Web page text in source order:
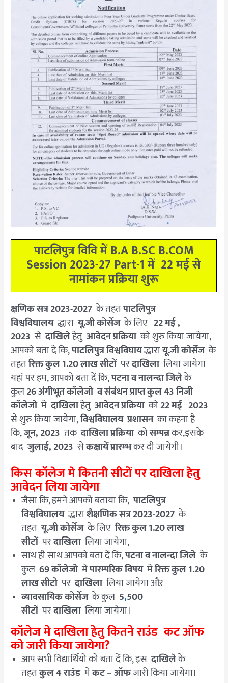
पाटलिपुत्र विवि में B.A B.SC B.COM
Session 2023-27 Part-1 में 22 मई से
नामांकन प्रक्रिया शुरू
क्षणिक सत्र 2023-2027के तहतपाटलिपुत्र
विश्वविघालयद्धारा यू.जी कोर्सेजके लिए 22 मई ,
2023 से दाखिलेहेतुआवेदन प्रक्रियाको शुरु किया जायेगा,
आपको बता दे कि,पाटलिपुत्र विश्वविघायद्धारायू.जी कोर्सेजके
तहतरिक्त कुल 1.20 लाख सीटोंपरदाखिलालिया जायेगा
यहां पर हम, आपको बता दें कि,पटना व नालन्दा जिलेके
कुल26 अंगीभूत कॉलेजो व संबंधन प्राप्त कुल 43 निजी
कॉलेजोमे दाखिलाहेतु आवेदन प्रक्रियाको22 मई 2023
से शुरु किया जायेगा,विश्वविघालय प्रशासनका कहना है
कि,जून, 2023 तकदाखिला प्रक्रियाकोसम्पन्नकर,इसके
बाद जुलाई, 2023 सेकक्षायें प्रारम्भकर दी जायेगी।
किस कॉलेज मे कितनी सीटों पर दाखिला हेतु
आवेदन लिया जायेगा
जैसा कि, हमने आपको बताया कि, पाटलिपुत्र
विश्वविघालयद्धाराशैक्षणिक सत्र 2023-2027 के
तहत यू.जी कोर्सेजके लिए रिक्त कुल 1.20 लाख
सीटोंपरदाखिलालिया जायेगा,
साथ ही साथ आपको बता दें कि,पटना व नालन्दा जिले के
कुल 69 कॉलेजोमेपारम्परिक विषयमेरिक्त कुल 1.20
लाख सीटोपर दाखिलालिया जायेगा औऱ
व्यावसायिक कोर्सेजके कुल 5,500
सीटोंपरदाखिलालिया जायेगा।
कॉलेज मे दाखिला हेतु कितने राउंड कट ऑफ
को जारी किया जायेगा?
आप सभी विद्यार्थियो को बता दें कि, इस दाखिलेके
तहतकुल 4 राउंडमेकट – ऑफजारी किया जायेगा।